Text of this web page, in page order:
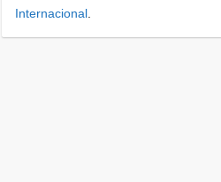
Internacional.